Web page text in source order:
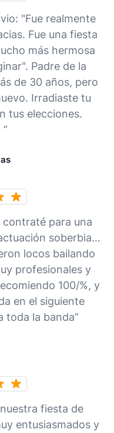
"Fue realmente
Fue una fiesta
más hermosa
Padre de la
de 30 años, pero
Irradiaste tu
tus elecciones.
contraté para una
soberbia…
locos bailando
profesionales y
100/%, y
en el siguiente
toda la banda”
fiesta de
entusiasmados y